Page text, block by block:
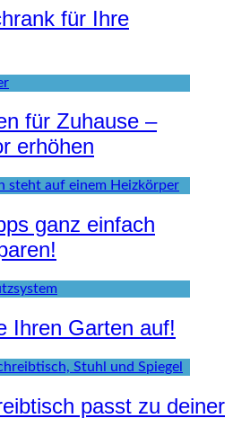
für Ihre
für Zuhause –
erhöhen
ganz einfach
Ihren Garten auf!
passt zu deiner